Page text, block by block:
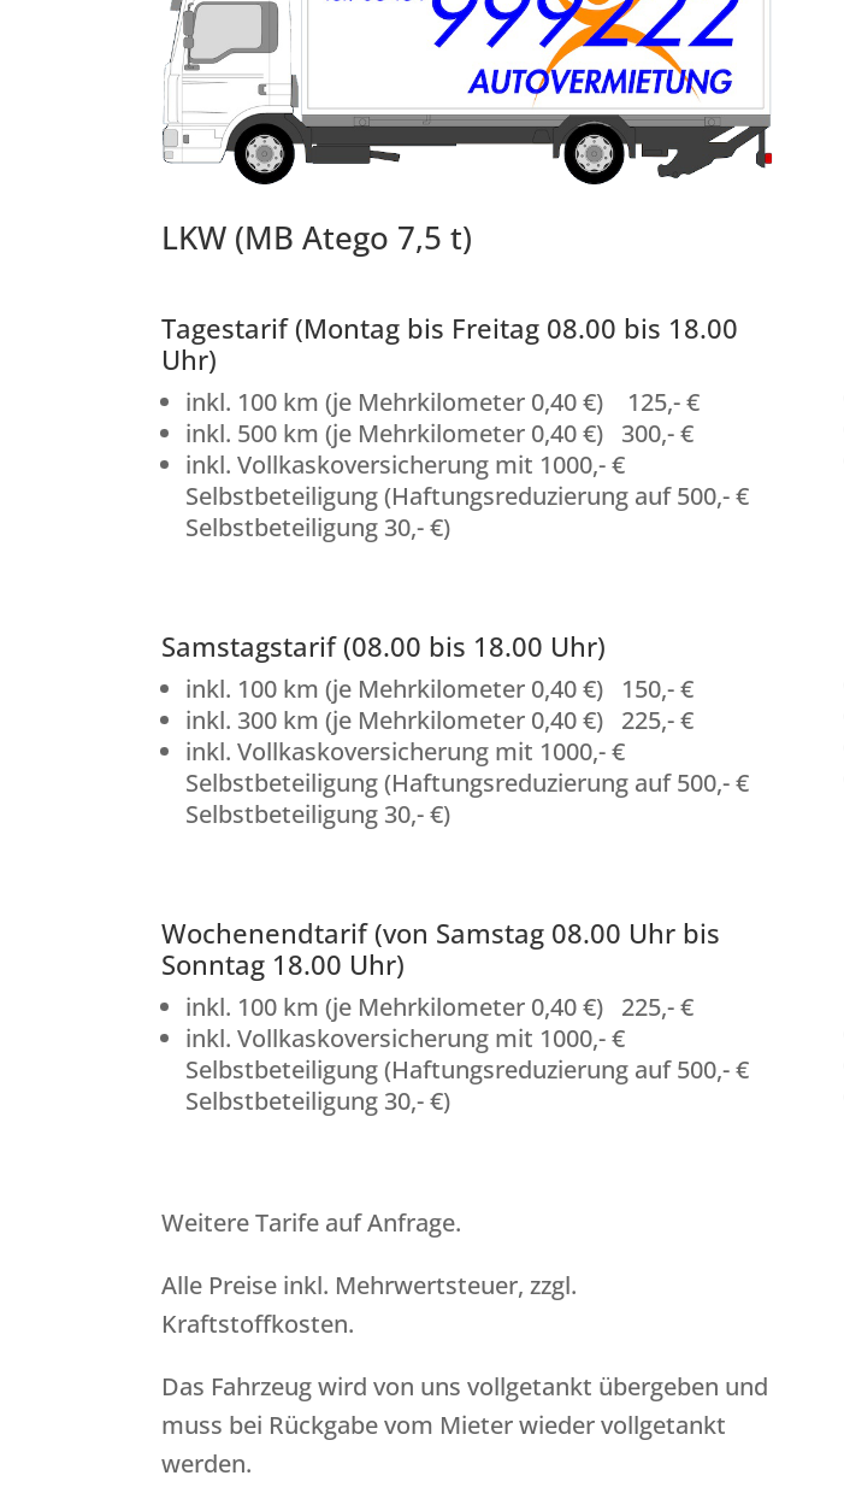
LKW (MB Atego 7,5 t)
Tagestarif (Montag bis Freitag 08.00 bis 18.00
Uhr)
inkl. 100 km (je Mehrkilometer 0,40 €) 125,- €
inkl. 500 km (je Mehrkilometer 0,40 €) 300,- €
inkl. Vollkaskoversicherung mit 1000,- €
Selbstbeteiligung (Haftungsreduzierung auf 500,- €
Selbstbeteiligung 30,- €)
Samstagstarif (08.00 bis 18.00 Uhr)
inkl. 100 km (je Mehrkilometer 0,40 €) 150,- €
inkl. 300 km (je Mehrkilometer 0,40 €) 225,- €
inkl. Vollkaskoversicherung mit 1000,- €
Selbstbeteiligung (Haftungsreduzierung auf 500,- €
Selbstbeteiligung 30,- €)
Wochenendtarif (von Samstag 08.00 Uhr bis
Sonntag 18.00 Uhr)
inkl. 100 km (je Mehrkilometer 0,40 €) 225,- €
inkl. Vollkaskoversicherung mit 1000,- €
Selbstbeteiligung (Haftungsreduzierung auf 500,- €
Selbstbeteiligung 30,- €)
Weitere Tarife auf Anfrage.
Alle Preise inkl. Mehrwertsteuer, zzgl.
Kraftstoffkosten.
Das Fahrzeug wird von uns vollgetankt übergeben und
muss bei Rückgabe vom Mieter wieder vollgetankt
werden.